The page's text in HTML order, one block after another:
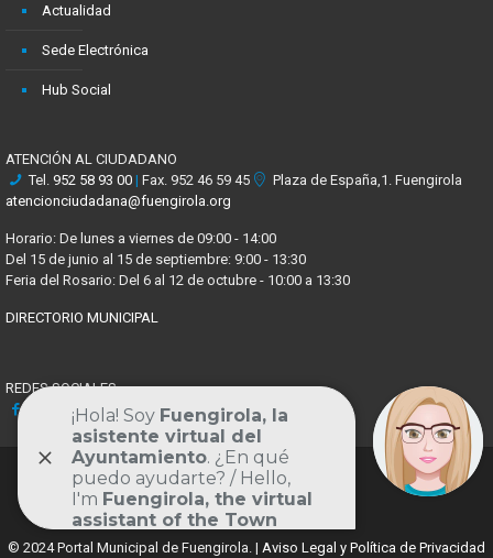
Actualidad
Sede Electrónica
Hub Social
ATENCIÓN AL CIUDADANO
Tel. 952 58 93 00 | Fax. 952 46 59 45
Plaza de España,1. Fuengirola
atencionciudadana@fuengirola.org
Horario: De lunes a viernes de 09:00 - 14:00
Del 15 de junio al 15 de septiembre: 9:00 - 13:30
Feria del Rosario: Del 6 al 12 de octubre - 10:00 a 13:30
DIRECTORIO MUNICIPAL
REDES SOCIALES
FacebookYoutubeInstagram
Volver
al
© 2024 Portal Municipal de Fuengirola. | Aviso Legal y Política de Privacidad